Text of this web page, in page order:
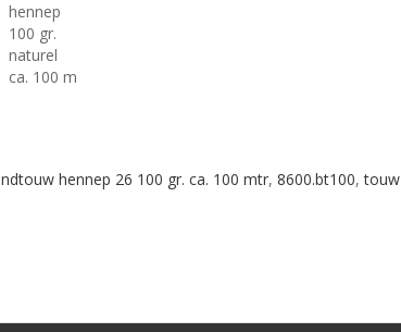
hennep
100 gr.
naturel
ca. 100 m
hennep 26 100 gr. ca. 100 mtr, 8600.bt100,touw